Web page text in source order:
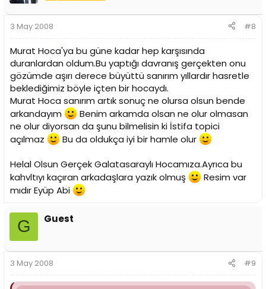
3 May 2008 #8
Murat Hoca'ya bu güne kadar hep karşısında
duranlardan oldum.Bu yaptığı davranış gerçekten onu
gözümde aşırı derece büyüttü sanırım yıllardır hasretle
beklediğimiz böyle içten bir hocaydı.
Murat Hoca sanırım artık sonuç ne olursa olsun bende
arkandayım
Benim arkamda olsan ne olur olmasan
ne olur diyorsan da şunu bilmelisin ki İstifa topici
açılmaz
Bu da oldukça iyi bir hamle olur
Helal Olsun Gerçek Galatasaraylı Hocamıza.Ayrıca bu
kahvltıyı kaçıran arkadaşlara yazık olmuş
Resim var
mıdır Eyüp Abi
G Guest
3 May 2008 #9